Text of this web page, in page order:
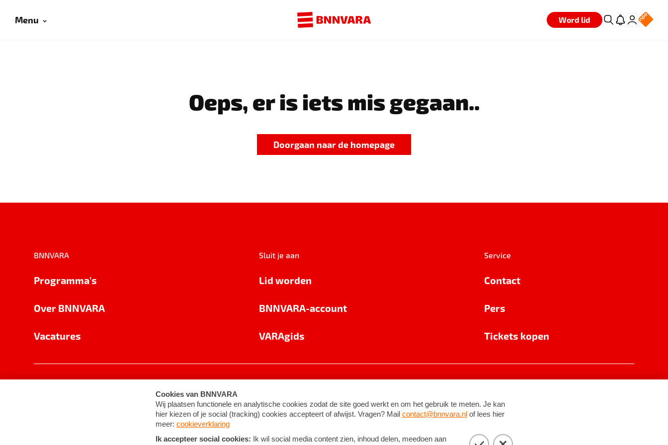
Menu Word lid
Oeps, er is iets mis gegaan..
Doorgaan naar de homepage
BNNVARA
Programma's
Over BNNVARA
Vacatures
Sluit je aan
Lid worden
BNNVARA-account
VARAgids
Service
Contact
Pers
Tickets kopen
Cookie-instellingen Algemene voorwaarden ©2026BNNVARA